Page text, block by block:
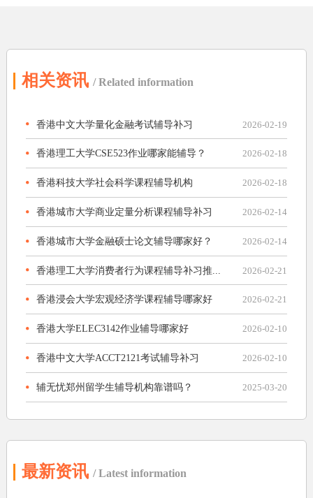
相关资讯 / Related information
香港中文大学量化金融考试辅导补习 2026-02-19
香港理工大学CSE523作业哪家能辅导？ 2026-02-18
香港科技大学社会科学课程辅导机构 2026-02-18
香港城市大学商业定量分析课程辅导补习 2026-02-14
香港城市大学金融硕士论文辅导哪家好？ 2026-02-14
香港理工大学消费者行为课程辅导补习推... 2026-02-21
香港浸会大学宏观经济学课程辅导哪家好 2026-02-21
香港大学ELEC3142作业辅导哪家好 2026-02-10
香港中文大学ACCT2121考试辅导补习 2026-02-10
辅无忧郑州留学生辅导机构靠谱吗？ 2025-03-20
最新资讯 / Latest information